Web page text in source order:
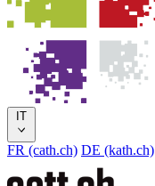
IT
FR (cath.ch) DE (kath.ch)